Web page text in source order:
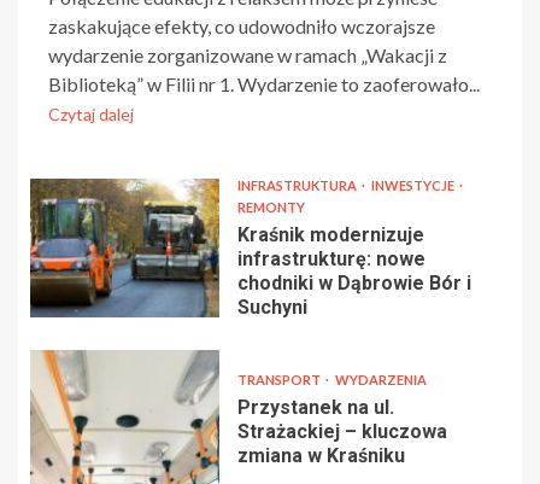
zaskakujące efekty, co udowodniło wczorajsze
wydarzenie zorganizowane w ramach „Wakacji z
Biblioteką” w Filii nr 1. Wydarzenie to zaoferowało...
Czytaj dalej
INFRASTRUKTURA
INWESTYCJE
REMONTY
Kraśnik modernizuje
infrastrukturę: nowe
chodniki w Dąbrowie Bór i
Suchyni
TRANSPORT WYDARZENIA
Przystanek na ul.
Strażackiej – kluczowa
zmiana w Kraśniku